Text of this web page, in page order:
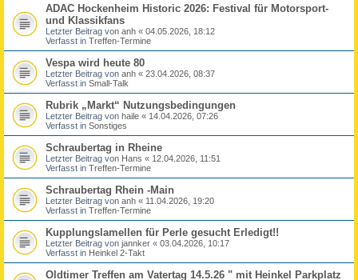
ADAC Hockenheim Historic 2026: Festival für Motorsport-
und Klassikfans
Letzter Beitrag von anh « 04.05.2026, 18:12
Verfasst in Treffen-Termine
Vespa wird heute 80
Letzter Beitrag von anh « 23.04.2026, 08:37
Verfasst in Small-Talk
Rubrik „Markt“ Nutzungsbedingungen
Letzter Beitrag von haile « 14.04.2026, 07:26
Verfasst in Sonstiges
Schraubertag in Rheine
Letzter Beitrag von Hans « 12.04.2026, 11:51
Verfasst in Treffen-Termine
Schraubertag Rhein -Main
Letzter Beitrag von anh « 11.04.2026, 19:20
Verfasst in Treffen-Termine
Kupplungslamellen für Perle gesucht Erledigt!!
Letzter Beitrag von jannker « 03.04.2026, 10:17
Verfasst in Heinkel 2-Takt
Oldtimer Treffen am Vatertag 14.5.26 " mit Heinkel Parkplatz